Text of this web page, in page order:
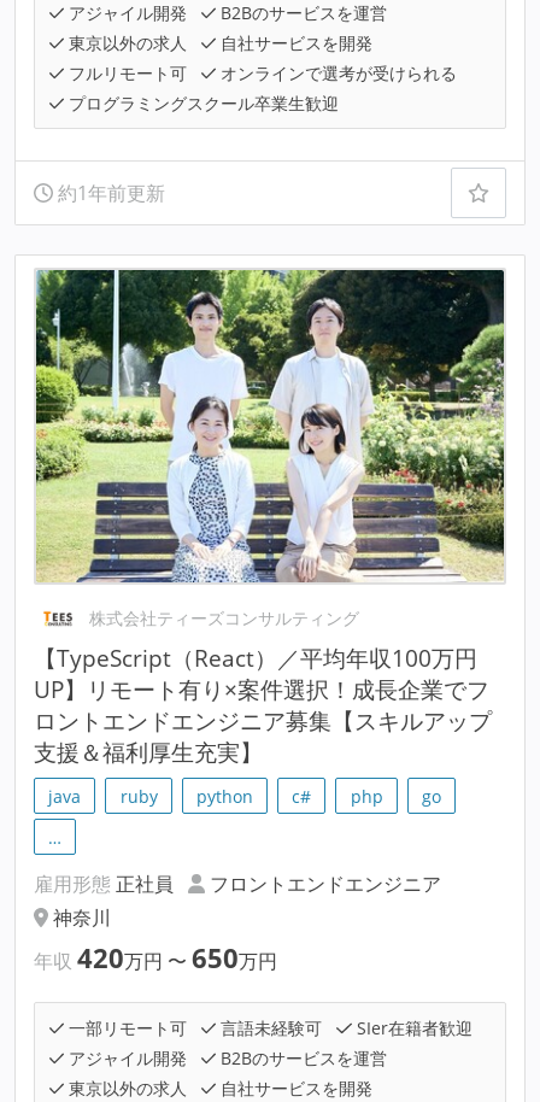
アジャイル開発
B2Bのサービスを運営
東京以外の求人
自社サービスを開発
フルリモート可
オンラインで選考が受けられる
プログラミングスクール卒業生歓迎
約1年前更新
株式会社ティーズコンサルティング
【TypeScript（React）／平均年収100万円
UP】リモート有り×案件選択！成長企業でフ
ロントエンドエンジニア募集【スキルアップ
支援＆福利厚生充実】
java ruby python c# php
go
…
雇用形態 正社員
フロントエンドエンジニア
神奈川
年収 420万円 〜 650万円
一部リモート可 言語未経験可
SIer在籍者歓迎
アジャイル開発
B2Bのサービスを運営
東京以外の求人
自社サービスを開発